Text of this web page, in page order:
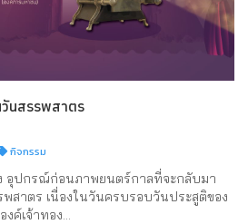
วันสรรพสาตร
กิจกรรม
อุปกรณ์ก่อนภาพยนตร์กาลที่จะกลับมา
สาตร เนื่องในวันครบรอบวันประสูติของ
งค์เจ้าทอง...